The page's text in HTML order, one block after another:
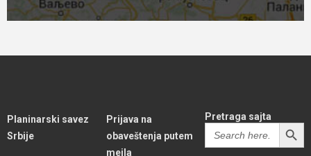
Planinarski savez
Srbije
Prijava na
obaveštenja putem
mejla
Pretraga sajta
Search
for:
SEARCH